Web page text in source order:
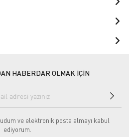
HABERDAR OLMAK İÇİN
ve elektronik posta almayı kabul
ediyorum.